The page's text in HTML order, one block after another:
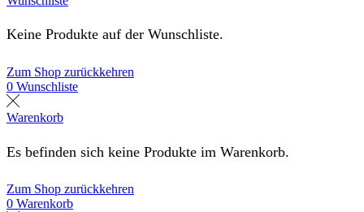
Keine Produkte auf der Wunschliste.
Zum Shop zurückkehren
0 Wunschliste
Warenkorb
Es befinden sich keine Produkte im Warenkorb.
Zum Shop zurückkehren
0 Warenkorb